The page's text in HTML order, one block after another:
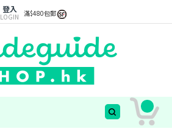
登入
LOGIN 滿$480包郵